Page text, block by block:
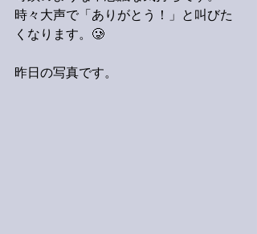
時々大声で「ありがとう！」と叫びた
くなります。🥲
昨日の写真です。